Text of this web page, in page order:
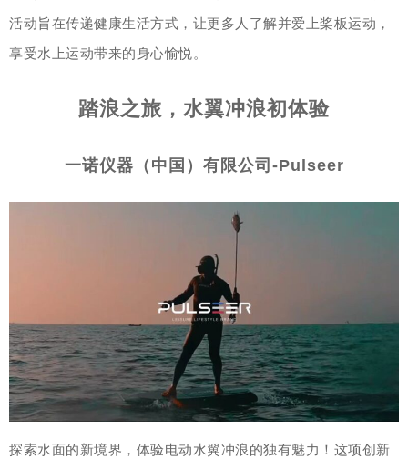
活动旨在传递健康生活方式，让更多人了解并爱上桨板运动，
享受水上运动带来的身心愉悦。
踏浪之旅，水翼冲浪初体验
一诺仪器（中国）有限公司-Pulseer
探索水面的新境界，体验电动水翼冲浪的独有魅力！这项创新